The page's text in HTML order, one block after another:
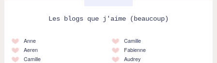
Les blogs que j'aime (beaucoup)
Anne
Aeren
Camille
Camille
Fabienne
Audrey